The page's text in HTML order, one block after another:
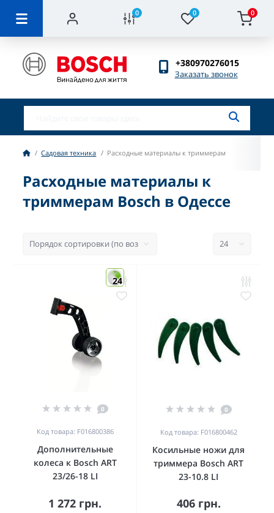
0 0 0
+380970276015
Заказать звонок
Садовая техника Расходные материалы к триммерам
Расходные материалы к
триммерам Bosch в Одессе
24
0
Код товара: F016800386
Дополнительные
колеса к Bosch ART
23/26-18 LI
1 272 грн.
0
Код товара: F016800462
Косильные ножи для
триммера Bosch ART
23-10.8 LI
406 грн.